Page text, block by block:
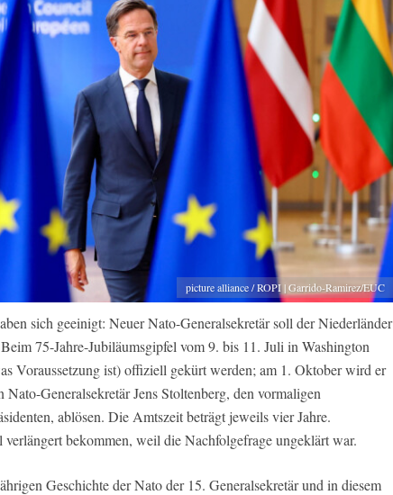
picture alliance / ROPI | Garrido-Ramirez/EUC
sich geeinigt: Neuer Nato-Generalsekretär soll der Niederländer
75-Jahre-Jubiläumsgipfel vom 9. bis 11. Juli in Washington
Voraussetzung ist) offiziell gekürt werden; am 1. Oktober wird er
Nato-Generalsekretär Jens Stoltenberg, den vormaligen
ablösen. Die Amtszeit beträgt jeweils vier Jahre.
verlängert bekommen, weil die Nachfolgefrage ungeklärt war.
Geschichte der Nato der 15. Generalsekretär und in diesem